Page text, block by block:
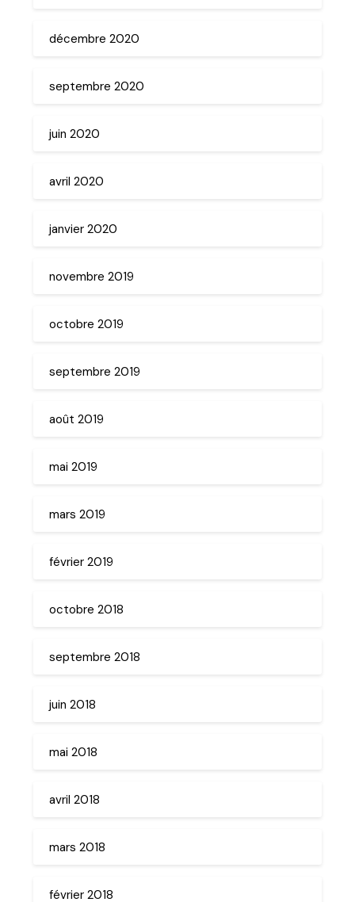
décembre 2020
septembre 2020
juin 2020
avril 2020
janvier 2020
novembre 2019
octobre 2019
septembre 2019
août 2019
mai 2019
mars 2019
février 2019
octobre 2018
septembre 2018
juin 2018
mai 2018
avril 2018
mars 2018
février 2018